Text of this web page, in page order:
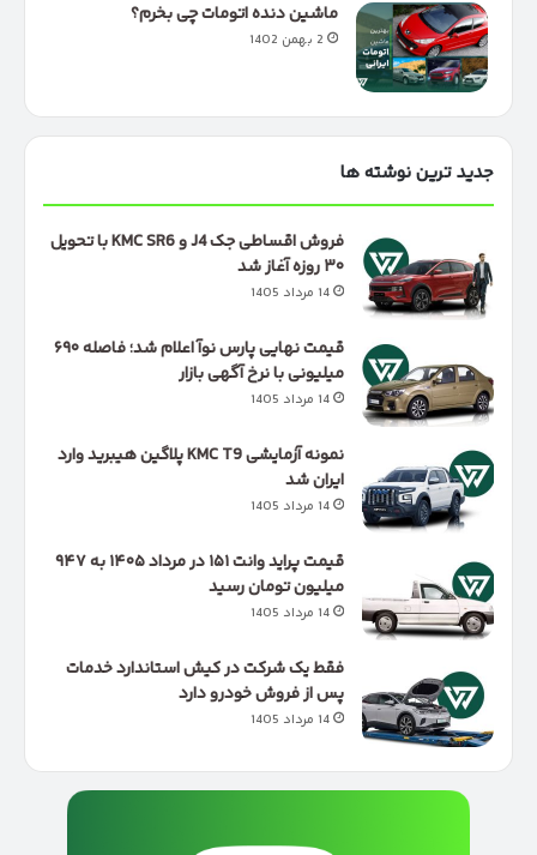
ماشین دنده اتومات چی بخرم؟
2 بهمن 1402
جدید ترین نوشته ها
فروش اقساطی جک J4 و KMC SR6 با تحویل
۳۰ روزه آغاز شد
14 مرداد 1405
قیمت نهایی پارس نوآ اعلام شد؛ فاصله ۶۹۰
میلیونی با نرخ آگهی بازار
14 مرداد 1405
نمونه آزمایشی KMC T9 پلاگین هیبرید وارد
ایران شد
14 مرداد 1405
قیمت پراید وانت ۱۵۱ در مرداد ۱۴۰۵ به ۹۴۷
میلیون تومان رسید
14 مرداد 1405
فقط یک شرکت در کیش استاندارد خدمات
پس از فروش خودرو دارد
14 مرداد 1405